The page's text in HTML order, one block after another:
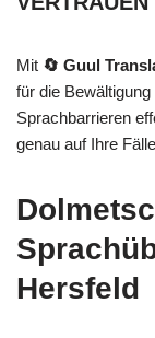
Mit 🔄 Guul
für die
Sprachbarrieren
genau auf Ihre
Hersfeld